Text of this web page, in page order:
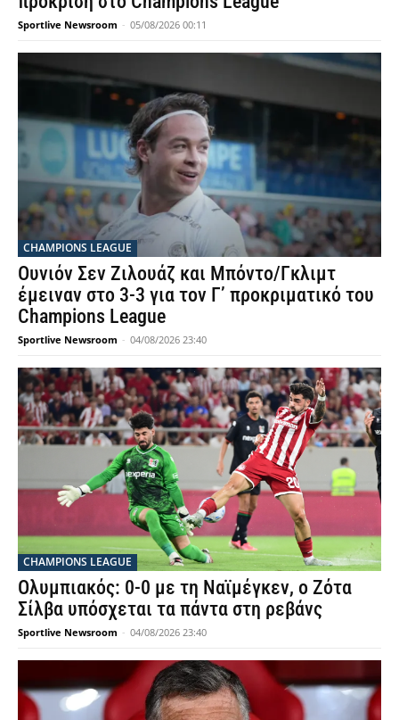
Sportlive Newsroom - 05/08/2026 00:11
CHAMPIONS LEAGUE
Ουνιόν Σεν Ζιλουάζ και Μπόντο/Γκλιμτ
έμειναν στο 3-3 για τον Γ’ προκριματικό του
Champions League
Sportlive Newsroom - 04/08/2026 23:40
CHAMPIONS LEAGUE
Ολυμπιακός: 0-0 με τη Ναϊμέγκεν, ο Ζότα
Σίλβα υπόσχεται τα πάντα στη ρεβάνς
Sportlive Newsroom - 04/08/2026 23:40